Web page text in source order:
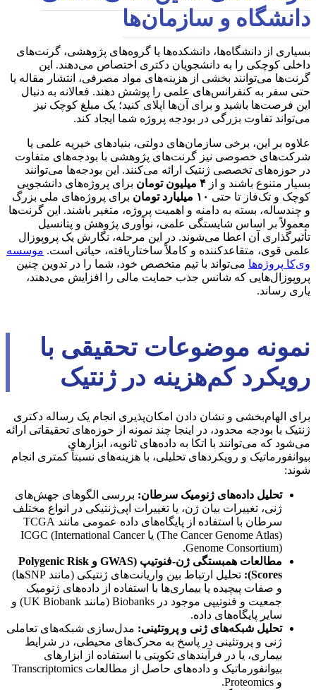
دانشگاه و سازمان‌ها
بسیاری از دانشگاه‌ها، دانشکده‌ها یا گروه‌های پژوهشی، گرنت‌های
داخلی کوچکی را به دانشجویان دکتری اختصاص می‌دهند. این
گرنت‌ها می‌توانند بخشی از هزینه‌های مواد مصرفی، انتشار مقاله یا
حتی سفر به کنفرانس‌های علمی را پوشش دهند. فعالانه به دنبال
این فرصت‌ها باشید و برای آن‌ها اپلای کنید؛ یک مبلغ کوچک نیز
می‌تواند تفاوت بزرگی در بودجه پروژه شما ایجاد کند.
علاوه بر این، برخی سازمان‌های دولتی، بنیادهای خیریه علمی یا
شرکت‌های خصوصی نیز گرنت‌های پژوهشی با بودجه‌های متفاوت
در حوزه‌های تخصصی ژنتیک ارائه می‌کنند. این بودجه‌ها می‌توانند
بسیار متنوع باشند و از ۴ میلیون تومان
برای پروژه‌های دانشجویی
کوچک و تک‌فاز تا حتی ۱۰ میلیارد تومان
برای پروژه‌های ملی بزرگ
و چندساله، بسته به دامنه و اهمیت پروژه، متغیر باشند. این گرنت‌ها
معمولاً بر اساس شایستگی علمی، نوآوری پژوهش و پتانسیل
تأثیرگذاری آن اعطا می‌شوند. در این مرحله، نگارش یک پروپوزال
علمی قوی، متقاعدکننده و کاملاً ساختاریافته، حیاتی است. موسسه
وی‌کا پروژه‌ها می‌تواند با تیم متخصص خود، شما را در تدوین چنین
پروپوزال‌هایی که شانس جذب حمایت مالی را افزایش می‌دهند،
یاری رساند.
نمونه موضوعات تحقیقی با
رویکرد کم‌هزینه در ژنتیک
برای الهام‌بخشی و نشان دادن امکان‌پذیری انجام یک رساله دکتری
ژنتیک با بودجه محدود، در اینجا چند نمونه از حوزه‌های تحقیقاتی ارائه
می‌شود که می‌توانند با اتکا به داده‌های ثانویه، ابزارهای
بیوانفورماتیک و رویکردهای تحلیلی، با هزینه‌های نسبتاً کمتری انجام
شوند:
تحلیل داده‌های ژنومیک سرطان: بررسی الگوهای جهش‌های
ژنی، تغییرات بیان ژن، یا تغییرات اپی‌ژنتیکی در انواع مختلف
سرطان با استفاده از پایگاه‌های داده عمومی مانند TCGA
(The Cancer Genome Atlas) یا ICGC (International Cancer
Genome Consortium).
مطالعات همبستگی ژن-فنوتیپ (GWAS و Polygenic Risk
Scores):
تحلیل ارتباط بین واریانت‌های ژنتیکی (مانند SNP‌ها)
و صفات پیچیده یا بیماری‌ها با استفاده از داده‌های ژنومیک
جمعیت و فنوتیپی موجود در Biobanks (مانند UK Biobank) و
سایر پایگاه‌های داده.
تحلیل شبکه‌های ژنی و پروتئینی: مدل‌سازی شبکه‌های تعاملی
ژنی و پروتئینی در پاسخ به محرک‌های محیطی، در شرایط
بیماری، یا در فرآیندهای تکوینی با استفاده از ابزارهای
بیوانفورماتیک و داده‌های حاصل از مطالعات Transcriptomics
و Proteomics.